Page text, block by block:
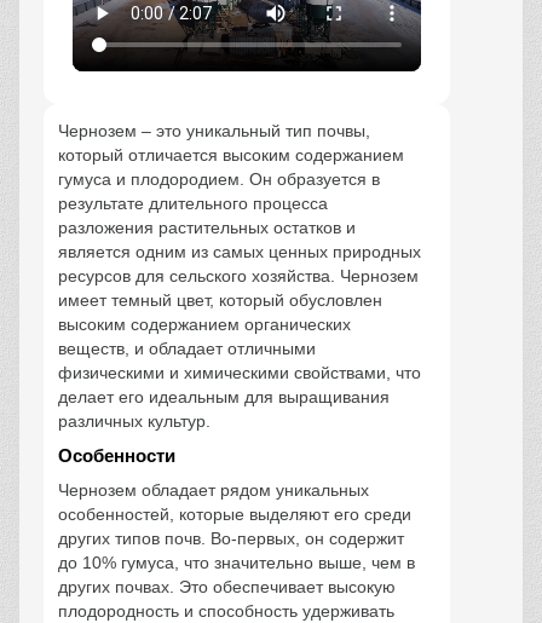
Чернозем – это уникальный тип почвы,
который отличается высоким содержанием
гумуса и плодородием. Он образуется в
результате длительного процесса
разложения растительных остатков и
является одним из самых ценных природных
ресурсов для сельского хозяйства. Чернозем
имеет темный цвет, который обусловлен
высоким содержанием органических
веществ, и обладает отличными
физическими и химическими свойствами, что
делает его идеальным для выращивания
различных культур.
Особенности
Чернозем обладает рядом уникальных
особенностей, которые выделяют его среди
других типов почв. Во-первых, он содержит
до 10% гумуса, что значительно выше, чем в
других почвах. Это обеспечивает высокую
плодородность и способность удерживать